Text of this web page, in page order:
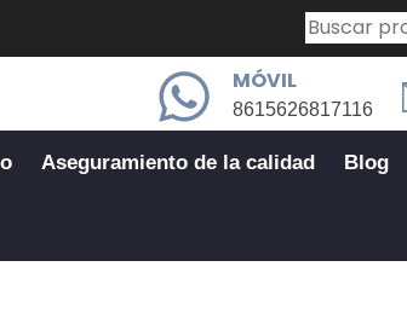
MÓVIL
8615626817116
Aseguramiento de la calidad Blog